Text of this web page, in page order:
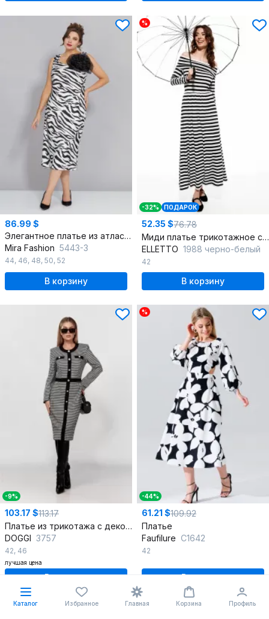
86.99 $
Элегантное платье из атласа с бусинами и цветочным декором
Mira Fashion 5443-3
44, 46, 48, 50, 52
В корзину
%
-32% ПОДАРОК
52.35 $76.78
Миди платье трикотажное с глубоким декольте и регланом
ELLETTO 1988 черно-белый
42
В корзину
-9%
103.17 $113.17
Платье из трикотажа с декоративными пуговицами
DOGGI 3757
42, 46
лучшая цена
В корзину
%
-44%
61.21 $109.92
Платье
Faufilure C1642
42
В корзину
Каталог Избранное Главная Корзина Профиль